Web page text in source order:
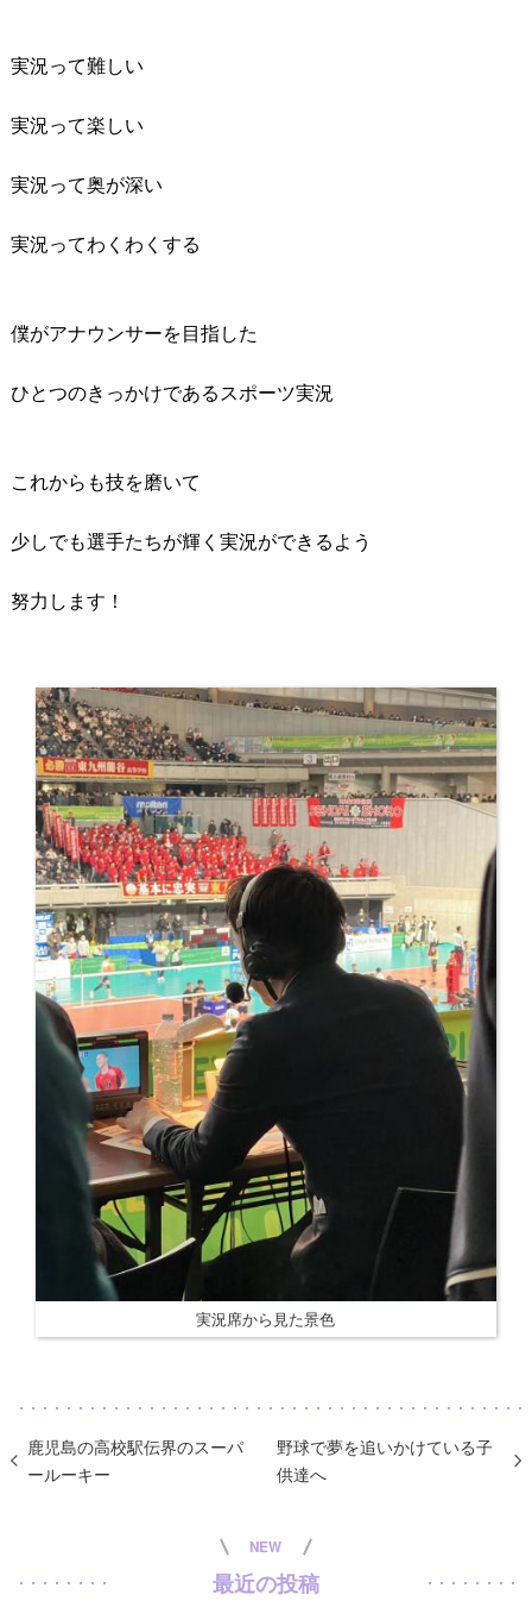
実況って難しい
実況って楽しい
実況って奥が深い
実況ってわくわくする
僕がアナウンサーを目指した
ひとつのきっかけであるスポーツ実況
これからも技を磨いて
少しでも選手たちが輝く実況ができるよう
努力します！
実況席から見た景色
鹿児島の高校駅伝界のスーパ
ールーキー
野球で夢を追いかけている子
供達へ
NEW
最近の投稿